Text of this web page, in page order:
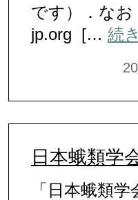
です）．なお
jp.org [… 続
日本蛾類学
「日本蛾類